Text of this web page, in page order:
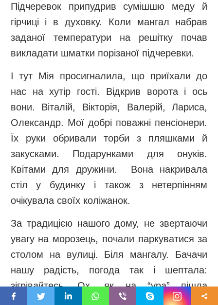
Підчеревок припудрив сумішшю меду й
гірчиці і в духовку. Коли мангал набрав
заданої температури на решітку почав
викладати шматки порізаної підчеревки.
І тут Мія просигналила, що приїхали до
нас на хутір гості. Відкрив ворота і ось
вони. Віталій, Вікторія, Валерій, Лариса,
Олександр. Мої добрі поважні пенсіонери.
Їх руки обривали торби з пляшками й
закусками. Подарунками для онуків.
Квітами для дружини. Вона накривала
стіл у будинку і також з нетерпінням
очікувала своїх коліжанок.
За традицією нашого дому, не звертаючи
увагу на морозець, почали паркуватися за
столом на вулиці. Біля мангалу. Бачачи
нашу радість, погода так і шептала:
зігрівайтесь. Ох, як на “ура” пішла
біленька, а закусочка, а підчеревка з